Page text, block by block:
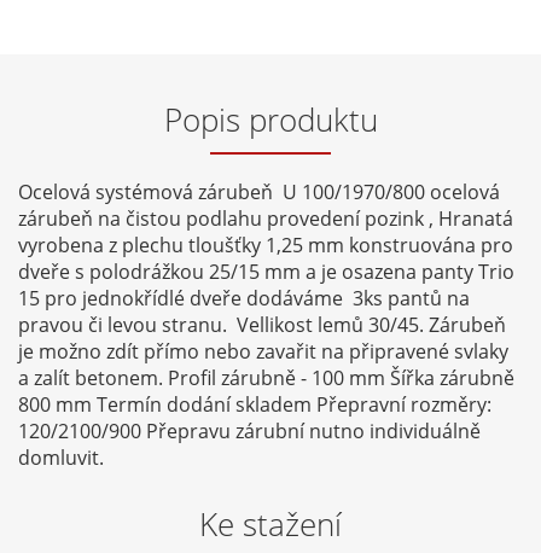
Popis produktu
Ocelová systémová zárubeň U 100/1970/800 ocelová
zárubeň na čistou podlahu provedení pozink , Hranatá
vyrobena z plechu tloušťky 1,25 mm konstruována pro
dveře s polodrážkou 25/15 mm a je osazena panty Trio
15 pro jednokřídlé dveře dodáváme 3ks pantů na
pravou či levou stranu. Vellikost lemů 30/45. Zárubeň
je možno zdít přímo nebo zavařit na připravené svlaky
a zalít betonem. Profil zárubně - 100 mm Šířka zárubně
800 mm Termín dodání skladem Přepravní rozměry:
120/2100/900 Přepravu zárubní nutno individuálně
domluvit.
Ke stažení